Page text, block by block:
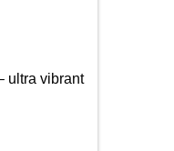
ultra vibrant